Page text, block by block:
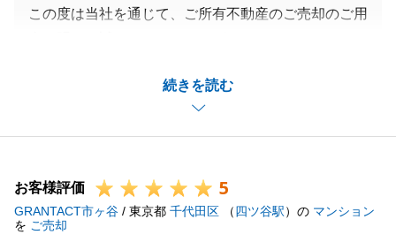
続きを読む
この度は当社を通じて、ご所有不動産のご売却のご用
ましたが、至らない点があり、ご不便・ご迷惑をおか
けしてしまいました事、お詫び申し上げます。
貴重なご意見を真摯に受け止め、今後の営業活動に活
今後とも、どうぞよろしくお願いいたします。
お客様評価 5
GRANTACT市ヶ谷 / 東京都 千代田区 （四ツ谷駅）の マンション
を ご売却